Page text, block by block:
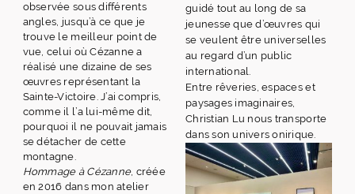
observée sous différents
angles, jusqu’à ce que je
trouve le meilleur point de
vue, celui où Cézanne a
réalisé une dizaine de ses
œuvres représentant la
Sainte-Victoire. J’ai compris,
comme il l’a lui-même dit,
pourquoi il ne pouvait jamais
se détacher de cette
montagne.
Hommage à Cézanne, créée
en 2016 dans mon atelier
guidé tout au long de sa
jeunesse que d’œuvres qui
se veulent être universelles
au regard d’un public
international.
Entre rêveries, espaces et
paysages imaginaires,
Christian Lu nous transporte
dans son univers onirique.